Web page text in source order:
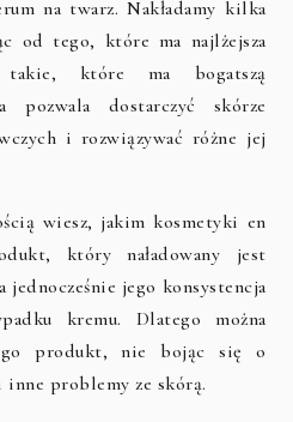
na twarz. Nakładamy kilka
od tego, które ma najlżejsza
takie, które ma bogatszą
pozwala dostarczyć skórze
i rozwiązywać różne jej
wiesz, jakim kosmetyki en
który naładowany jest
jednocześnie jego konsystencja
kremu. Dlatego można
produkt, nie bojąc się o
problemy ze skórą.